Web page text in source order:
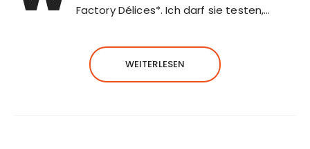
Factory Délices*. Ich darf sie testen,…
WEITERLESEN